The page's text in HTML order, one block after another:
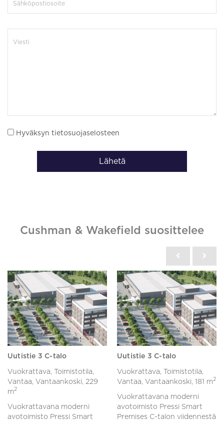
Hyväksyn tietosuojaselosteen
Lähetä
Cushman & Wakefield suosittelee
Uutistie 3 C-talo
Vuokrattava, Toimistotila,
Vantaa, Vantaankoski, 229
m2
Vuokrattavana moderni
avotoimisto Pressi Smart
Uutistie 3 C-talo
Vuokrattava, Toimistotila,
Vantaa, Vantaankoski, 181 m2
Vuokrattavana moderni
avotoimisto Pressi Smart
Premises C-talon viidennestä